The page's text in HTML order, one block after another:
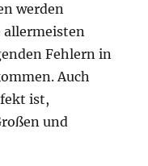
werden
allermeisten
Fehlern in
Auch
ist,
und